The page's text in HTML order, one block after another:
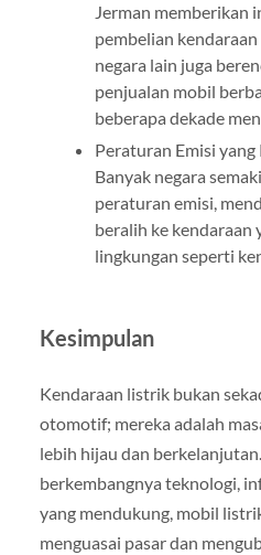
Jerman memberikan
pembelian
negara lain juga
penjualan mobil
beberapa dekade
Peraturan Emisi
Banyak negara
peraturan emisi,
beralih ke kendaraan
lingkungan seperti
Kesimpulan
Kendaraan listrik bukan
otomotif; mereka adalah
lebih hijau dan
berkembangnya teknologi,
yang mendukung, mobil
menguasai pasar dan